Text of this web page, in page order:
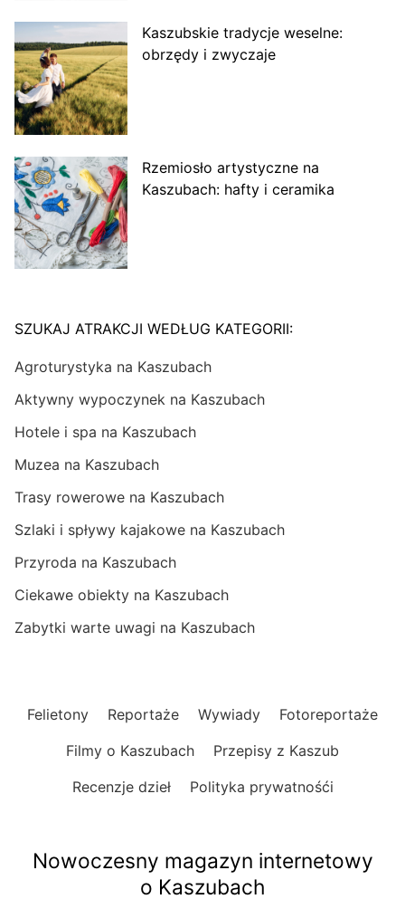
Kaszubskie tradycje weselne:
obrzędy i zwyczaje
Rzemiosło artystyczne na
Kaszubach: hafty i ceramika
SZUKAJ ATRAKCJI WEDŁUG KATEGORII:
Agroturystyka na Kaszubach
Aktywny wypoczynek na Kaszubach
Hotele i spa na Kaszubach
Muzea na Kaszubach
Trasy rowerowe na Kaszubach
Szlaki i spływy kajakowe na Kaszubach
Przyroda na Kaszubach
Ciekawe obiekty na Kaszubach
Zabytki warte uwagi na Kaszubach
Felietony Reportaże Wywiady
Fotoreportaże
Filmy o Kaszubach
Przepisy z Kaszub
Recenzje dzieł
Polityka prywatnośći
Nowoczesny magazyn internetowy
o Kaszubach